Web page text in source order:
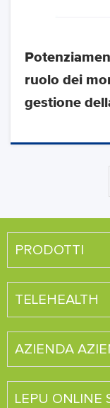
ruolo dei
gestione
PRODOTTI
TELEHEALTH
AZIENDA
LEPU ONLINE